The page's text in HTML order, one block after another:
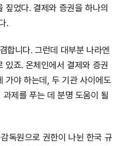
짚었다. 결제와 증권을 하나의
.
합니다. 그런데 대부분 나라엔
있죠. 온체인에서 결제와 증권
가야 하는데, 두 기관 사이에도
제를 푸는 데 분명 도움이 될
독원으로 권한이 나뉜 한국 규